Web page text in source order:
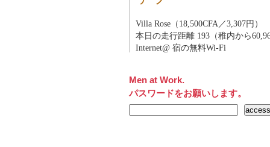
Villa Rose（18,500CFA／3,307円）
本日の走行距離 193（稚内から
Internet@ 宿の無料Wi-Fi
Men at Work.
パスワードをお願いします。